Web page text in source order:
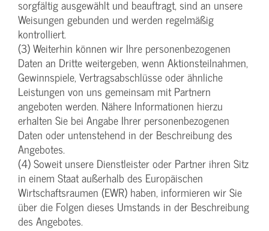
sorgfältig ausgewählt und beauftragt, sind an unsere
Weisungen gebunden und werden regelmäßig
kontrolliert.
(3) Weiterhin können wir Ihre personenbezogenen
Daten an Dritte weitergeben, wenn Aktionsteilnahmen,
Gewinnspiele, Vertragsabschlüsse oder ähnliche
Leistungen von uns gemeinsam mit Partnern
angeboten werden. Nähere Informationen hierzu
erhalten Sie bei Angabe Ihrer personenbezogenen
Daten oder untenstehend in der Beschreibung des
Angebotes.
(4) Soweit unsere Dienstleister oder Partner ihren Sitz
in einem Staat außerhalb des Europäischen
Wirtschaftsraumen (EWR) haben, informieren wir Sie
über die Folgen dieses Umstands in der Beschreibung
des Angebotes.